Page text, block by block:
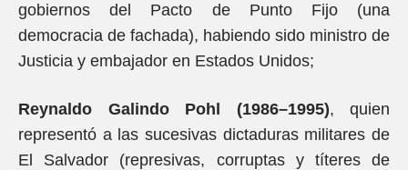
gobiernos del Pacto de Punto Fijo (una
democracia de fachada), habiendo sido ministro de
Justicia y embajador en Estados Unidos;
Reynaldo Galindo Pohl (1986–1995), quien
representó a las sucesivas dictaduras militares de
El Salvador (represivas, corruptas y títeres de